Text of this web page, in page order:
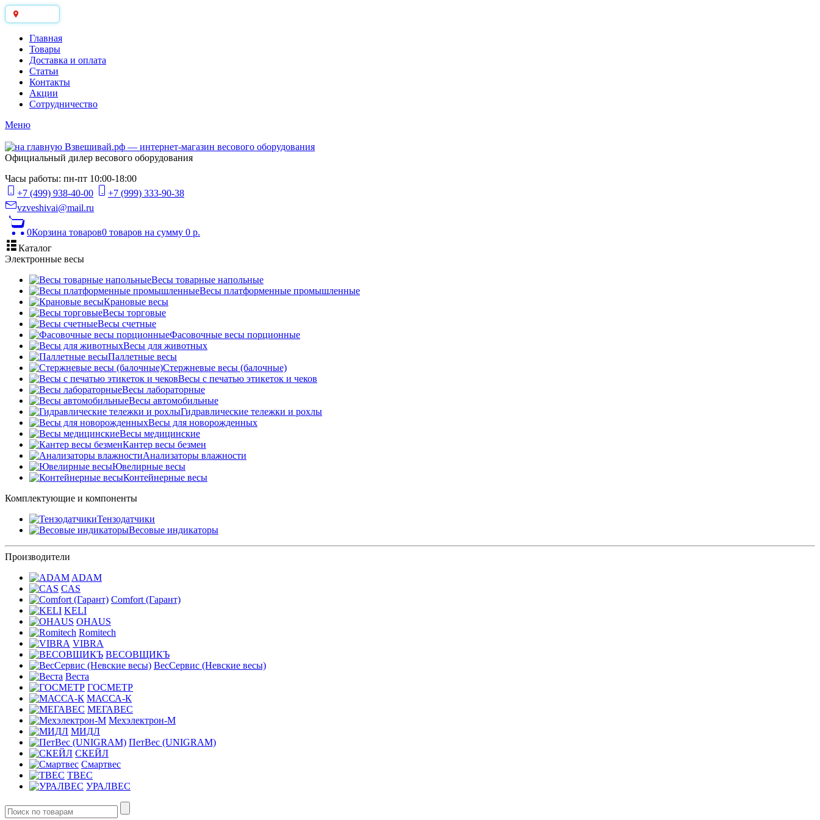
Главная
Товары
Доставка и оплата
Статьи
Контакты
Акции
Сотрудничество
Меню
Официальный дилер весового оборудования
Часы работы: пн-пт 10:00-18:00
+7 (499) 938-40-00
+7 (999) 333-90-38
vzveshivai@mail.ru
0Корзина товаров0 товаров на сумму 0 р.
Каталог
Электронные весы
Весы товарные напольные
Весы платформенные промышленные
Крановые весы
Весы торговые
Весы счетные
Фасовочные весы порционные
Весы для животных
Паллетные весы
Стержневые весы (балочные)
Весы c печатью этикеток и чеков
Весы лабораторные
Весы автомобильные
Гидравлические тележки и рохлы
Весы для новорожденных
Весы медицинские
Кантер весы безмен
Анализаторы влажности
Ювелирные весы
Контейнерные весы
Комплектующие и компоненты
Тензодатчики
Весовые индикаторы
Производители
ADAM
CAS
Comfort (Гарант)
KELI
OHAUS
Romitech
VIBRA
ВЕСОВЩИКЪ
ВесСервис (Невские весы)
Веста
ГОСМЕТР
МАССА-К
МЕГАВЕС
Мехэлектрон-М
МИДЛ
ПетВес (UNIGRAM)
СКЕЙЛ
Смартвес
ТВЕС
УРАЛВЕС